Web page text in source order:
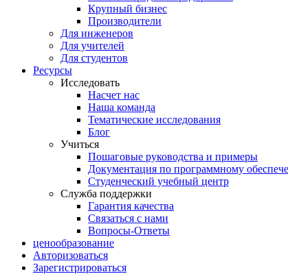
Крупный бизнес
Производители
Для инженеров
Для учителей
Для студентов
Ресурсы
Исследовать
Насчет нас
Наша команда
Тематические исследования
Блог
Учиться
Пошаговые руководства и примеры
Документация по программному
Студенческий учебный центр
Служба поддержки
Гарантия качества
Связаться с нами
Вопросы-Ответы
ценообразование
Авторизоваться
Зарегистрироваться